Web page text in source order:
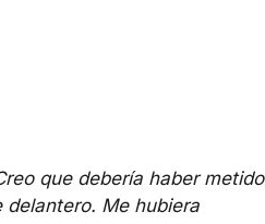
que debería haber metido
Me hubiera